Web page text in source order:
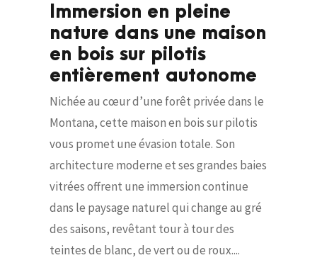
Immersion en pleine
nature dans une maison
en bois sur pilotis
entièrement autonome
Nichée au cœur d’une forêt privée dans le
Montana, cette maison en bois sur pilotis
vous promet une évasion totale. Son
architecture moderne et ses grandes baies
vitrées offrent une immersion continue
dans le paysage naturel qui change au gré
des saisons, revêtant tour à tour des
teintes de blanc, de vert ou de roux....